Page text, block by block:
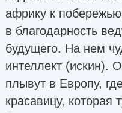
африку к
в благодарность
будущего. На нем
интеллект (искин).
плывут в Европу,
красавицу, которая